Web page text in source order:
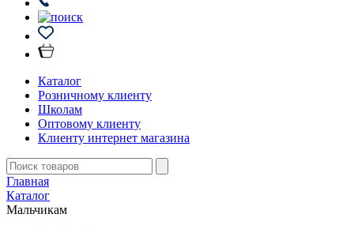
Каталог
Розничному клиенту
Школам
Оптовому клиенту
Клиенту интернет магазина
Главная
Каталог
Мальчикам